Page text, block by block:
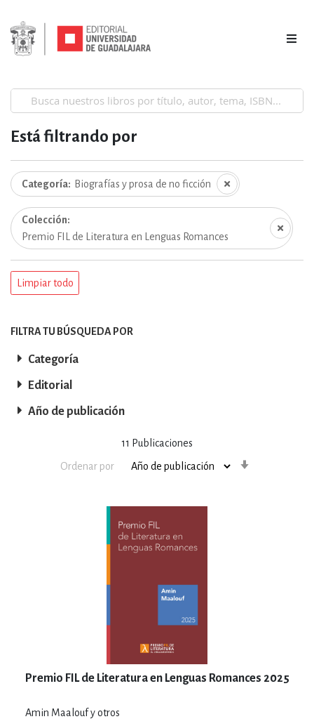
11 Publicaciones
Ordenar por
Premio FIL de Literatura en Lenguas Romances 2025
Amin Maalouf y otros
Está filtrando por
Categoría Biografías y prosa de no ficción
Colección
Premio FIL de Literatura en Lenguas Romances
Limpiar todo
FILTRA TU BÚSQUEDA POR
Categoría
Editorial
Año de publicación